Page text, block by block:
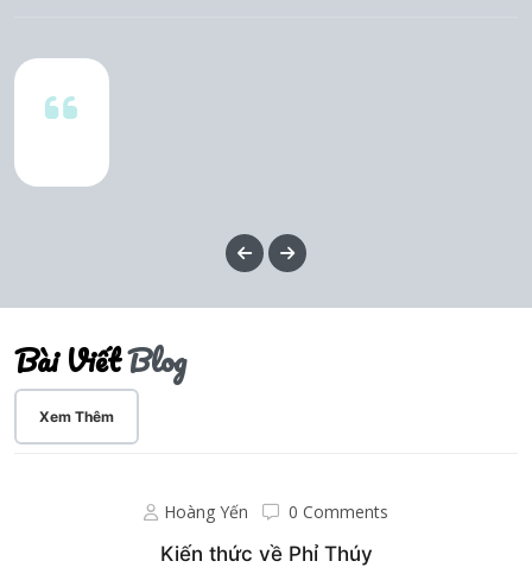
Bài ViếtBlog
Xem Thêm
18
TH2
Hoàng Yến 0 Comments
Kiến thức về Phỉ Thúy